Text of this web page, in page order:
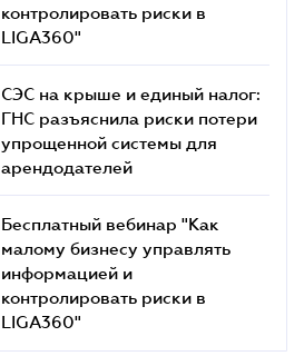
контролировать риски в
LIGA360"
СЭС на крыше и единый налог:
ГНС разъяснила риски потери
упрощенной системы для
арендодателей
Бесплатный вебинар "Как
малому бизнесу управлять
информацией и
контролировать риски в
LIGA360"